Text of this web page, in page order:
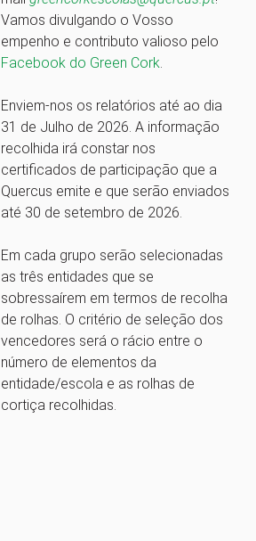
Vamos divulgando o Vosso
empenho e contributo valioso pelo
Facebook do Green Cork.
Enviem-nos os relatórios até ao dia
31 de Julho de 2026. A informação
recolhida irá constar nos
certificados de participação que a
Quercus emite e que serão enviados
até 30 de setembro de 2026.
Em cada grupo serão selecionadas
as três entidades que se
sobressaírem em termos de recolha
de rolhas. O critério de seleção dos
vencedores será o rácio entre o
número de elementos da
entidade/escola e as rolhas de
cortiça recolhidas.